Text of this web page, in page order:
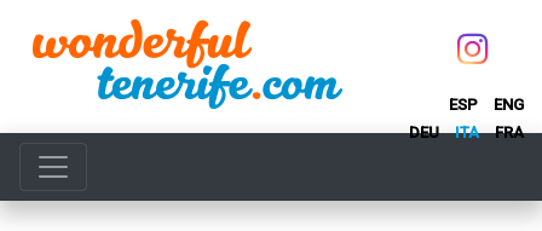
ESP
ENG
DEU
ITA FRA